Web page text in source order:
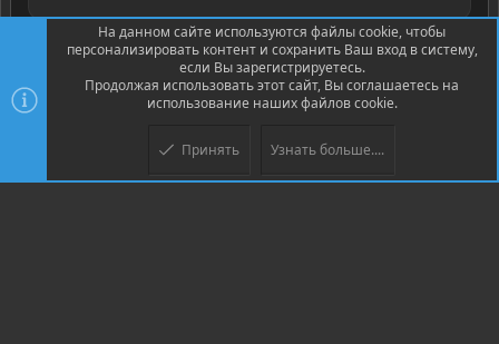
Community platform by XenForo ® © 2010-2026 XenForo Ltd.
© Jason Axelrod of 8WAYRUN
На данном сайте используются файлы cookie, чтобы
персонализировать контент и сохранить Ваш вход в систему,
если Вы зарегистрируетесь.
Продолжая использовать этот сайт, Вы соглашаетесь на
использование наших файлов cookie.
Принять Узнать больше....